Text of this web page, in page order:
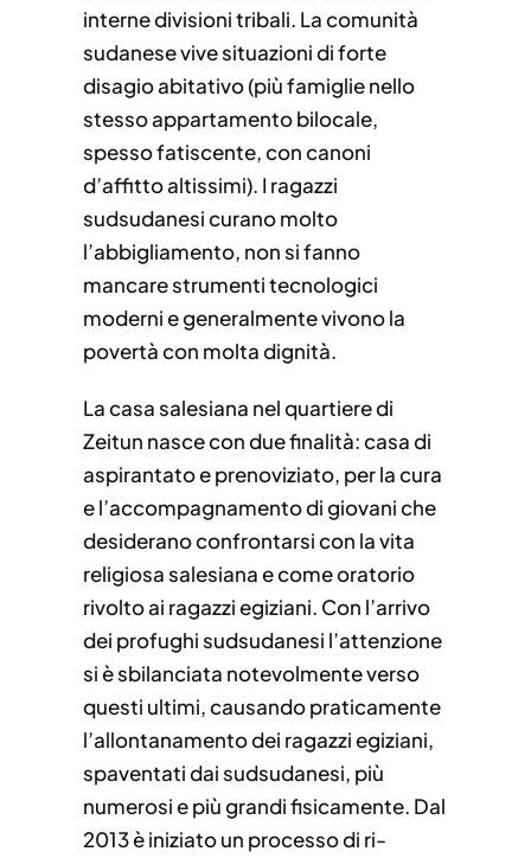
interne divisioni tribali. La comunità
sudanese vive situazioni di forte
disagio abitativo (più famiglie nello
stesso appartamento bilocale,
spesso fatiscente, con canoni
d’affitto altissimi). I ragazzi
sudsudanesi curano molto
l’abbigliamento, non si fanno
mancare strumenti tecnologici
moderni e generalmente vivono la
povertà con molta dignità.
La casa salesiana nel quartiere di
Zeitun nasce con due finalità: casa di
aspirantato e prenoviziato, per la cura
e l’accompagnamento di giovani che
desiderano confrontarsi con la vita
religiosa salesiana e come oratorio
rivolto ai ragazzi egiziani. Con l’arrivo
dei profughi sudsudanesi l’attenzione
si è sbilanciata notevolmente verso
questi ultimi, causando praticamente
l’allontanamento dei ragazzi egiziani,
spaventati dai sudsudanesi, più
numerosi e più grandi fisicamente. Dal
2013 è iniziato un processo di ri-